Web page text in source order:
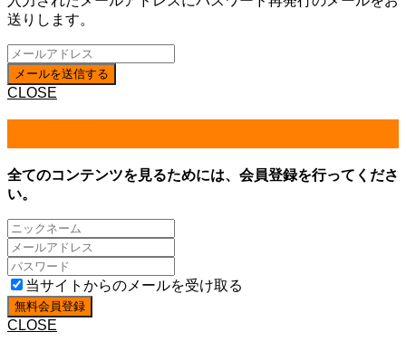
送りします。
CLOSE
全てのコンテンツを見るためには、会員登録を行ってくださ
い。
当サイトからのメールを受け取る
CLOSE